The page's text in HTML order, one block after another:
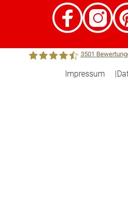
3501
Impressum